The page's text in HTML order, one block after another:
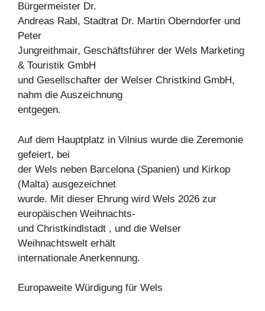
Bürgermeister Dr.
Andreas Rabl, Stadtrat Dr. Martin Oberndorfer und
Peter
Jungreithmair, Geschäftsführer der Wels Marketing
& Touristik GmbH
und Gesellschafter der Welser Christkind GmbH,
nahm die Auszeichnung
entgegen.
Auf dem Hauptplatz in Vilnius wurde die Zeremonie
gefeiert, bei
der Wels neben Barcelona (Spanien) und Kirkop
(Malta) ausgezeichnet
wurde. Mit dieser Ehrung wird Wels 2026 zur
europäischen Weihnachts-
und Christkindlstadt , und die Welser
Weihnachtswelt erhält
internationale Anerkennung.
Europaweite Würdigung für Wels